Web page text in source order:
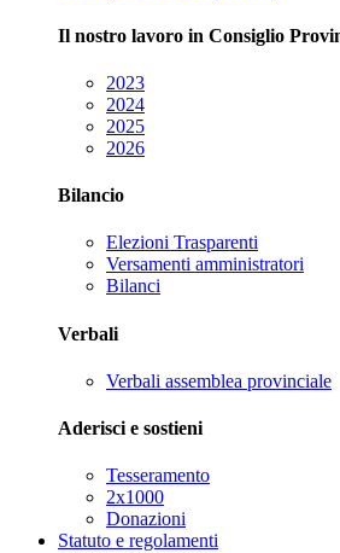
Il nostro lavoro in Consiglio
2023
2024
2025
2026
Bilancio
Elezioni Trasparenti
Versamenti amministratori
Bilanci
Verbali
Verbali assemblea provinciale
Aderisci e sostieni
Tesseramento
2x1000
Donazioni
Statuto e regolamenti